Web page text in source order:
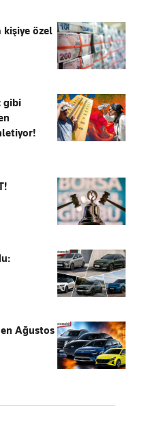
kişiye özel
gibi
Ağustos